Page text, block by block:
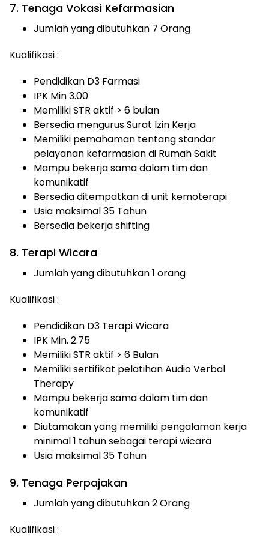
7. Tenaga Vokasi Kefarmasian
Jumlah yang dibutuhkan 7 Orang
Kualifikasi :
Pendidikan D3 Farmasi
IPK Min 3.00
Memiliki STR aktif > 6 bulan
Bersedia mengurus Surat Izin Kerja
Memiliki pemahaman tentang standar
pelayanan kefarmasian di Rumah Sakit
Mampu bekerja sama dalam tim dan
komunikatif
Bersedia ditempatkan di unit kemoterapi
Usia maksimal 35 Tahun
Bersedia bekerja shifting
8. Terapi Wicara
Jumlah yang dibutuhkan 1 orang
Kualifikasi :
Pendidikan D3 Terapi Wicara
IPK Min. 2.75
Memiliki STR aktif > 6 Bulan
Memiliki sertifikat pelatihan Audio Verbal
Therapy
Mampu bekerja sama dalam tim dan
komunikatif
Diutamakan yang memiliki pengalaman kerja
minimal 1 tahun sebagai terapi wicara
Usia maksimal 35 Tahun
9. Tenaga Perpajakan
Jumlah yang dibutuhkan 2 Orang
Kualifikasi :